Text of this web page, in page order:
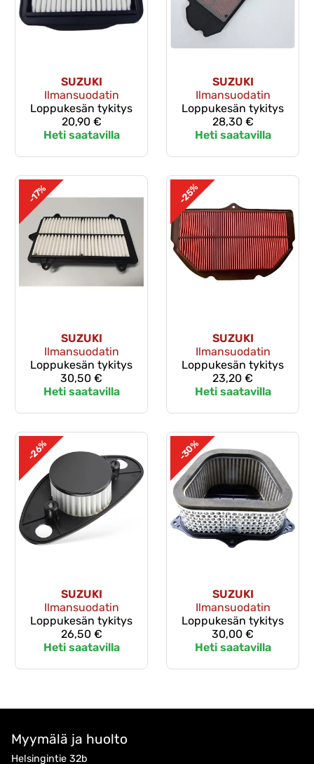
SUZUKI
Ilmansuodatin
Loppukesän tykitys
20,90 €
Heti saatavilla
SUZUKI
Ilmansuodatin
Loppukesän tykitys
28,30 €
Heti saatavilla
-17%
SUZUKI
Ilmansuodatin
Loppukesän tykitys
30,50 €
Heti saatavilla
-25%
SUZUKI
Ilmansuodatin
Loppukesän tykitys
23,20 €
Heti saatavilla
-26%
SUZUKI
Ilmansuodatin
Loppukesän tykitys
26,50 €
Heti saatavilla
-30%
SUZUKI
Ilmansuodatin
Loppukesän tykitys
30,00 €
Heti saatavilla
Myymälä ja huolto
Helsingintie 32b